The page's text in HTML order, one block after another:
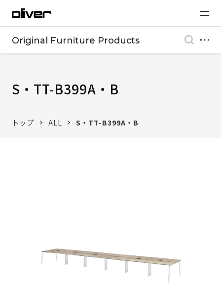
Original Furniture Products
S・TT-B399A・B
トップ ALL S・TT-B399A・B